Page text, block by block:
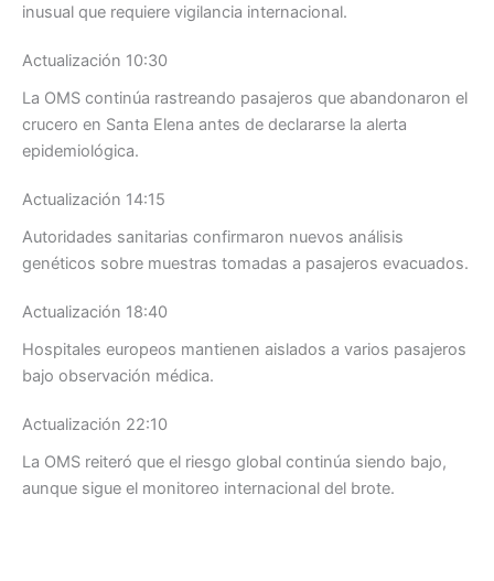
inusual que requiere vigilancia internacional.
Actualización 10:30
La OMS continúa rastreando pasajeros que abandonaron el
crucero en Santa Elena antes de declararse la alerta
epidemiológica.
Actualización 14:15
Autoridades sanitarias confirmaron nuevos análisis
genéticos sobre muestras tomadas a pasajeros evacuados.
Actualización 18:40
Hospitales europeos mantienen aislados a varios pasajeros
bajo observación médica.
Actualización 22:10
La OMS reiteró que el riesgo global continúa siendo bajo,
aunque sigue el monitoreo internacional del brote.